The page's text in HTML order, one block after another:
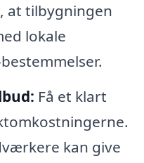
at tilbygningen
lokale
Få et klart
kan give